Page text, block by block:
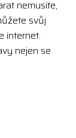
nemusíte,
svůj
internet.
nejen se